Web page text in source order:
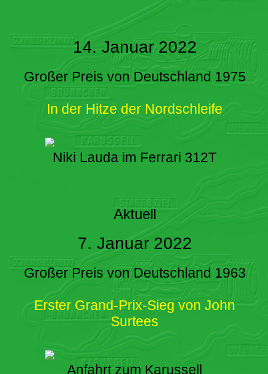
14. Januar 2022
Großer Preis von Deutschland 1975
In der Hitze der Nordschleife
Niki Lauda im Ferrari 312T
Aktuell
7. Januar 2022
Großer Preis von Deutschland 1963
Erster Grand-Prix-Sieg von John
Surtees
Anfahrt zum Karussell